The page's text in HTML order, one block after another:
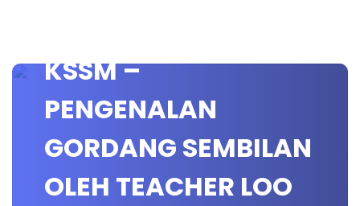
KSSM –
PENGENALAN
GORDANG SEMBILAN
OLEH TEACHER LOO